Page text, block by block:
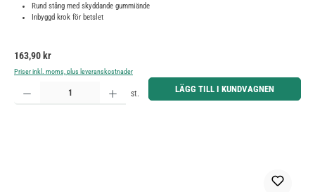
Rund stång med skyddande gummiände
Inbyggd krok för betslet
Ordinarie pris:
163,90 kr
Priser inkl. moms, plus leveranskostnader
Produktkvantitet: Ange önskat belopp eller använd knapparna för att öka eller minska kvantiteten.
st. LÄGG TILL I KUNDVAGNEN